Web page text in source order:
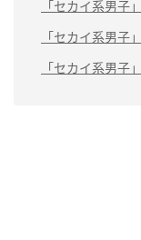
「セカイ系男子
「セカイ系男子
「セカイ系男子